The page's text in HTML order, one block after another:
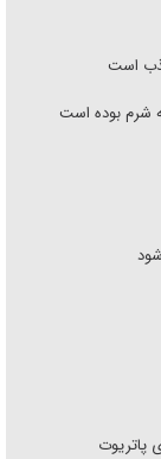
است
شرم بوده است
پاتریوت